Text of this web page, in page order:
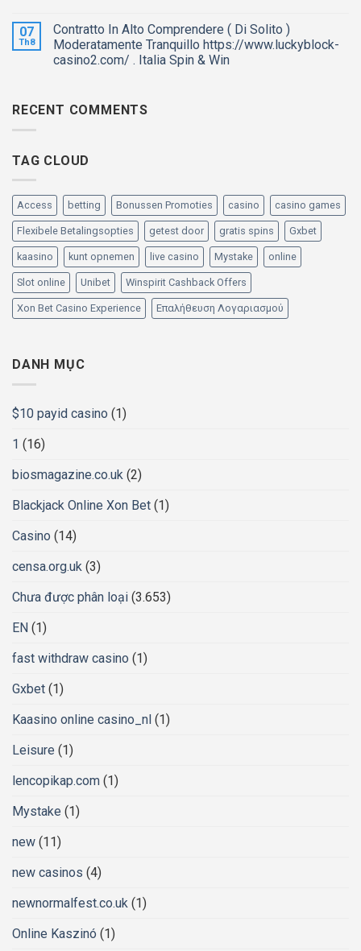
07
Th8
Contratto In Alto Comprendere ( Di Solito )
Moderatamente Tranquillo https://www.luckyblock-
casino2.com/ . Italia Spin & Win
RECENT COMMENTS
TAG CLOUD
Access betting Bonussen Promoties casino casino games
Flexibele Betalingsopties getest door gratis spins Gxbet
kaasino kunt opnemen live casino Mystake online
Slot online Unibet Winspirit Cashback Offers
Xon Bet Casino Experience Επαλήθευση Λογαριασμού
DANH MỤC
$10 payid casino (1)
1 (16)
biosmagazine.co.uk (2)
Blackjack Online Xon Bet (1)
Casino (14)
censa.org.uk (3)
Chưa được phân loại (3.653)
EN (1)
fast withdraw casino (1)
Gxbet (1)
Kaasino online casino_nl (1)
Leisure (1)
lencopikap.com (1)
Mystake (1)
new (11)
new casinos (4)
newnormalfest.co.uk (1)
Online Kaszinó (1)